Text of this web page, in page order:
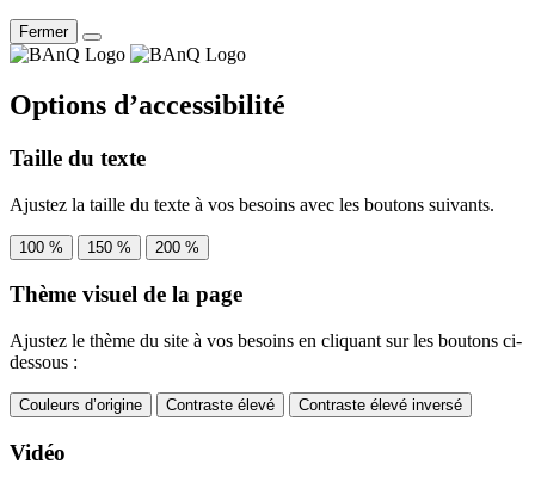
Fermer
Options d’accessibilité
Taille du texte
Ajustez la taille du texte à vos besoins avec les boutons suivants.
100 % 150 % 200 %
Thème visuel de la page
Ajustez le thème du site à vos besoins en cliquant sur les boutons ci-
dessous :
Couleurs d’origine Contraste élevé Contraste élevé inversé
Vidéo